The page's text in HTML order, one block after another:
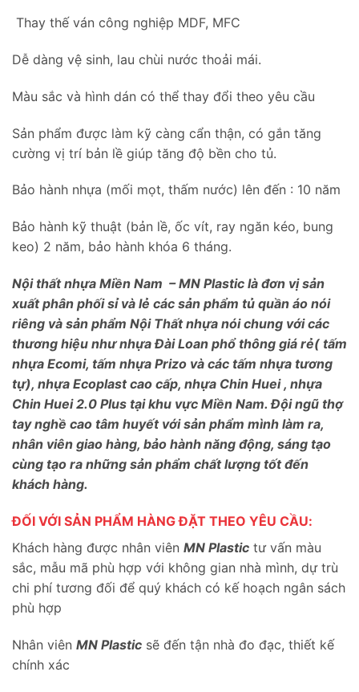
Thay thế ván công nghiệp MDF, MFC
Dễ dàng vệ sinh, lau chùi nước thoải mái.
Màu sắc và hình dán có thể thay đổi theo yêu cầu
Sản phẩm được làm kỹ càng cẩn thận, có gắn tăng
cường vị trí bản lề giúp tăng độ bền cho tủ.
Bảo hành nhựa (mối mọt, thấm nước) lên đến : 10 năm
Bảo hành kỹ thuật (bản lề, ốc vít, ray ngăn kéo, bung
keo) 2 năm, bảo hành khóa 6 tháng.
Nội thất nhựa Miền Nam – MN Plastic là đơn vị sản
xuất phân phối sỉ và lẻ các sản phẩm tủ quần áo nói
riêng và sản phẩm Nội Thất nhựa nói chung với các
thương hiệu như nhựa Đài Loan phổ thông giá rẻ( tấm
nhựa Ecomi, tấm nhựa Prizo và các tấm nhựa tương
tự), nhựa Ecoplast cao cấp, nhựa Chin Huei , nhựa
Chin Huei 2.0 Plus tại khu vực Miền Nam. Đội ngũ thợ
tay nghề cao tâm huyết với sản phẩm mình làm ra,
nhân viên giao hàng, bảo hành năng động, sáng tạo
cùng tạo ra những sản phẩm chất lượng tốt đến
khách hàng.
ĐỐI VỚI SẢN PHẨM HÀNG ĐẶT THEO YÊU CẦU:
Khách hàng được nhân viên MN Plastic tư vấn màu
sắc, mẫu mã phù hợp với không gian nhà mình, dự trù
chi phí tương đối để quý khách có kế hoạch ngân sách
phù hợp
Nhân viên MN Plastic sẽ đến tận nhà đo đạc, thiết kế
chính xác